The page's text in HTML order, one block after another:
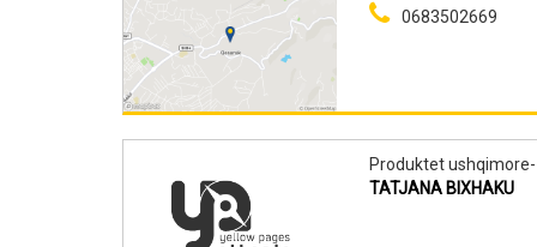
0683502669
Produktet
TATJANA BIXHAKU